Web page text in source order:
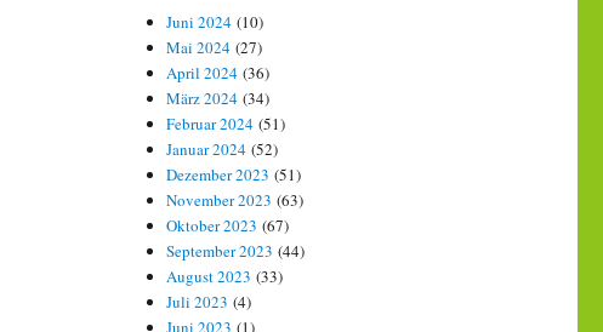
Juni 2024 (10)
Mai 2024 (27)
April 2024 (36)
März 2024 (34)
Februar 2024 (51)
Januar 2024 (52)
Dezember 2023 (51)
November 2023 (63)
Oktober 2023 (67)
September 2023 (44)
August 2023 (33)
Juli 2023 (4)
Juni 2023 (1)